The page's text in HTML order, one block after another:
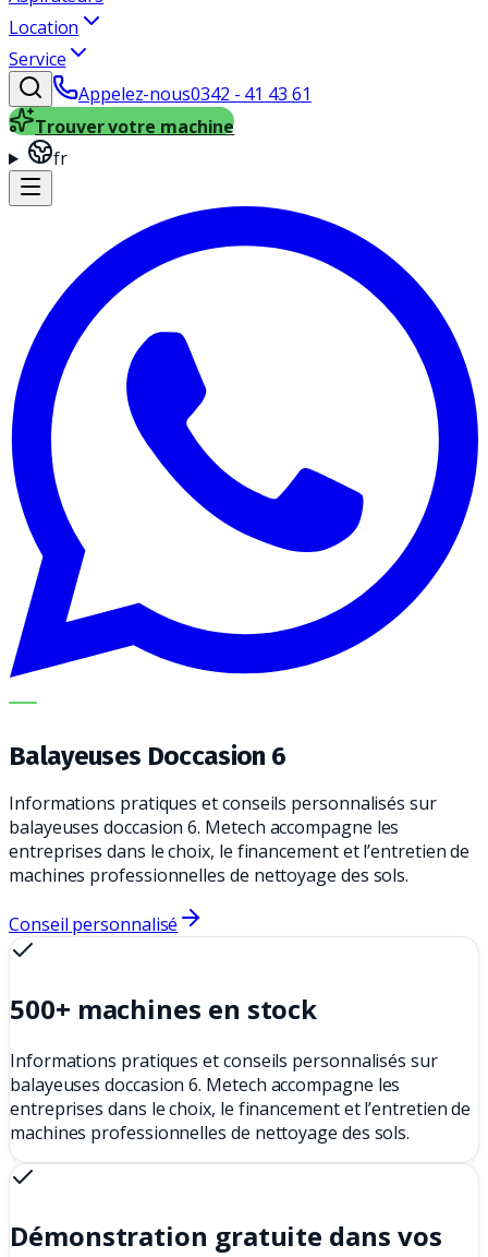
Location
Service
Appelez-nous0342 - 41 43 61
Trouver votre machine
fr
METECH
Balayeuses Doccasion 6
Informations pratiques et conseils personnalisés sur
balayeuses doccasion 6. Metech accompagne les
entreprises dans le choix, le financement et l’entretien de
machines professionnelles de nettoyage des sols.
Conseil personnalisé
500+ machines en stock
Informations pratiques et conseils personnalisés sur
balayeuses doccasion 6. Metech accompagne les
entreprises dans le choix, le financement et l’entretien de
machines professionnelles de nettoyage des sols.
Démonstration gratuite dans vos